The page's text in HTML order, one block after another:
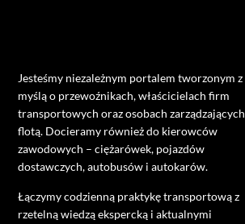
Jesteśmy niezależnym portalem tworzonym z
myślą o przewoźnikach, właścicielach firm
transportowych oraz osobach zarządzających
flotą. Docieramy również do kierowców
zawodowych – ciężarówek, pojazdów
dostawczych, autobusów i autokarów.
Łączymy codzienną praktykę transportową z
rzetelną wiedzą ekspercką i aktualnymi